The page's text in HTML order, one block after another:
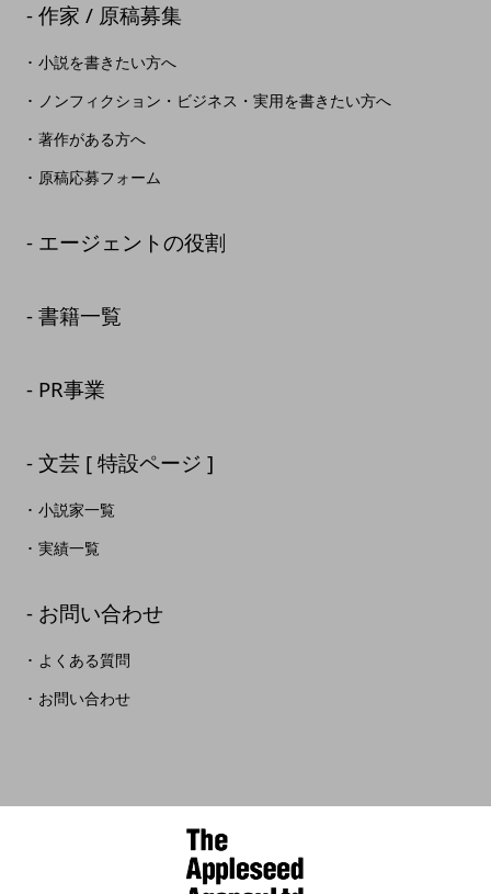
作家 / 原稿募集
小説を書きたい方へ
ノンフィクション・ビジネス・実用を書きたい方へ
著作がある方へ
原稿応募フォーム
エージェントの役割
書籍一覧
PR事業
文芸 [ 特設ページ ]
小説家一覧
実績一覧
お問い合わせ
よくある質問
お問い合わせ